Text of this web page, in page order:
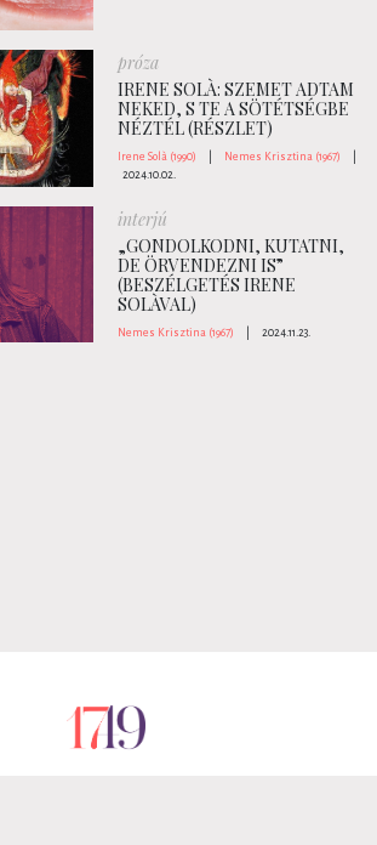
próza
IRENE SOLÀ: SZEMET ADTAM
NEKED, S TE A SÖTÉTSÉGBE
NÉZTÉL (RÉSZLET)
Irene Solà (1990) Nemes Krisztina (1967)
2024.10.02.
interjú
„GONDOLKODNI, KUTATNI,
DE ÖRVENDEZNI IS”
(BESZÉLGETÉS IRENE
SOLÀVAL)
Nemes Krisztina (1967) 2024.11.23.